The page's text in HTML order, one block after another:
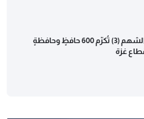
عملية الفارس الشهم (3) تُكرّم 600 حافظٍ وحافظةٍ
غزة